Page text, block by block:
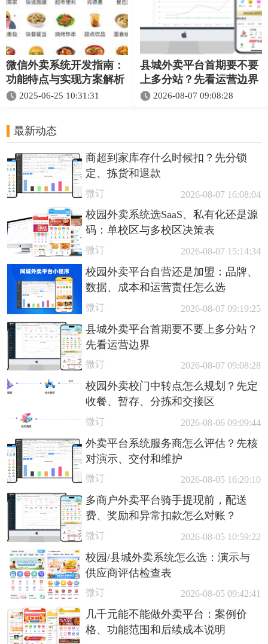
微信外卖系统开发指南：
功能特点与实现方案解析
2025-06-25 10:31:31
县城外卖平台首期要不要
上多分站？先看运营边界
2026-08-07 09:08:28
最新动态
商超到家库存什么时候扣？先分锁
定、拣货和退款
微订 2026-08-07 16:08:04
校园外卖系统选SaaS、私有化还是源
码：单校区与多校区决策表
微订 2026-08-07 15:14:34
校园外卖平台自营还是加盟：品牌、
数据、成本和运营责任怎么选
微订 2026-08-07 09:19:25
县城外卖平台首期要不要上多分站？
先看运营边界
微订 2026-08-07 09:08:28
校园外卖校门中转点怎么规划？先定
收餐、暂存、分拣和交接区
微订 2026-08-06 09:09:44
外卖平台系统服务商怎么评估？先核
对演示、交付和维护
微订 2026-08-05 16:20:10
多商户外卖平台骑手提现前，配送
费、奖励和异常扣款怎么对账？
微订 2026-08-05 10:59:22
校园/县城外卖系统怎么选：演示与
供应商评估检查表
微订 2026-08-05 09:42:41
几千元能不能做外卖平台：案例价
格、功能范围和后续成本说明